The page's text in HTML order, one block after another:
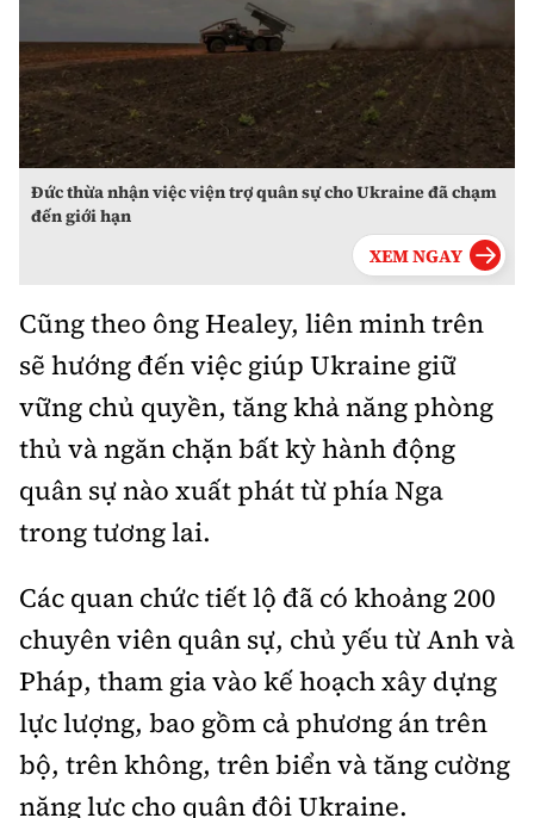
Đức thừa nhận việc viện trợ quân sự cho Ukraine đã chạm
đến giới hạn
Cũng theo ông Healey, liên minh trên
sẽ hướng đến việc giúp Ukraine giữ
vững chủ quyền, tăng khả năng phòng
thủ và ngăn chặn bất kỳ hành động
quân sự nào xuất phát từ phía Nga
trong tương lai.
Các quan chức tiết lộ đã có khoảng 200
chuyên viên quân sự, chủ yếu từ Anh và
Pháp, tham gia vào kế hoạch xây dựng
lực lượng, bao gồm cả phương án trên
bộ, trên không, trên biển và tăng cường
năng lực cho quân đội Ukraine.